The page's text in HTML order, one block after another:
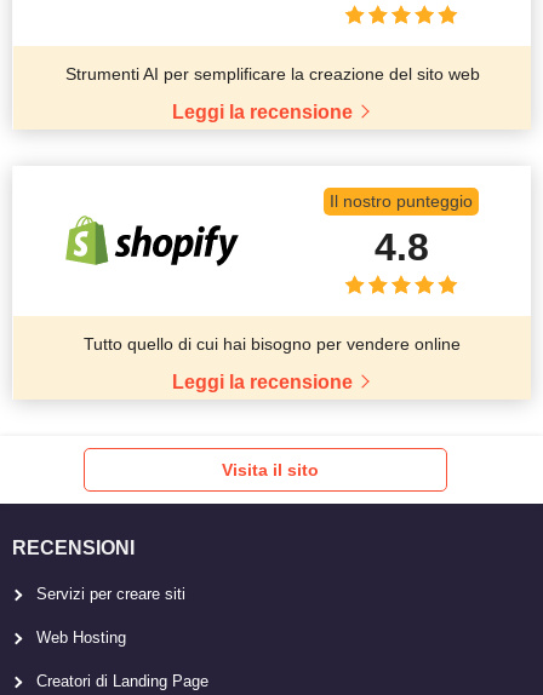
Strumenti AI per semplificare la creazione del sito web
Leggi la recensione
Il nostro punteggio
4.8
Tutto quello di cui hai bisogno per vendere online
Leggi la recensione
Visita il sito
RECENSIONI
Servizi per creare siti
Web Hosting
Creatori di Landing Page